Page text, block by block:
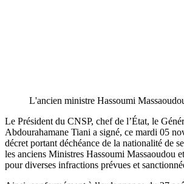
L'ancien ministre Hassoumi
Le Président du CNSP, chef de l’État, le
Abdourahamane Tiani a signé, ce mardi 05
décret portant déchéance de la nationalité de
les anciens Ministres Hassoumi Massaoudou
pour diverses infractions prévues et